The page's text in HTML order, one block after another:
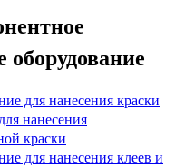
оборудование
для нанесения краски
нанесения
краски
для нанесения клеев и